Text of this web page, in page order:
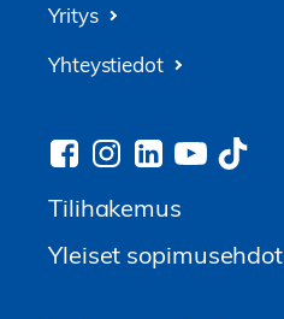
Yritys
Yhteystiedot
Tilihakemus
Yleiset sopimusehdot